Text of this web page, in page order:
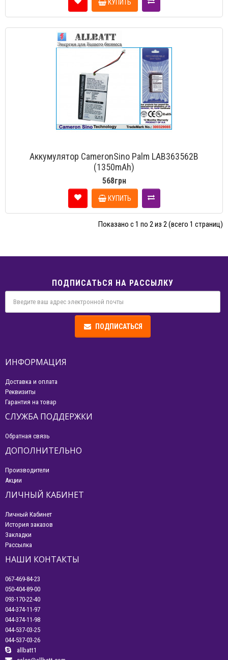
КУПИТЬ
Аккумулятор CameronSino Palm LAB363562B
(1350mAh)
568грн
КУПИТЬ
Показано с 1 по 2 из 2 (всего 1 страниц)
ПОДПИСАТЬСЯ НА РАССЫЛКУ
ПОДПИСАТЬСЯ
ИНФОРМАЦИЯ
Доставка и оплата
Реквизиты
Гарантия на товар
СЛУЖБА ПОДДЕРЖКИ
Обратная связь
ДОПОЛНИТЕЛЬНО
Производители
Акции
ЛИЧНЫЙ КАБИНЕТ
Личный Кабинет
История заказов
Закладки
Рассылка
НАШИ КОНТАКТЫ
067-469-84-23
050-404-89-00
093-170-22-40
044-374-11-97
044-374-11-98
044-537-03-25
044-537-03-26
allbatt1